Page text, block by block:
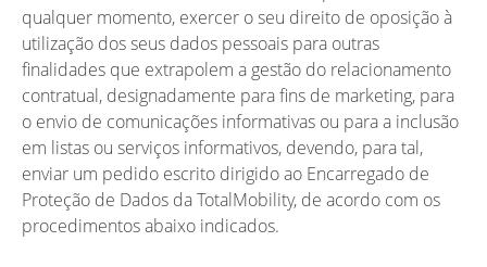
qualquer momento, exercer o seu direito de oposição à
utilização dos seus dados pessoais para outras
finalidades que extrapolem a gestão do relacionamento
contratual, designadamente para fins de marketing, para
o envio de comunicações informativas ou para a inclusão
em listas ou serviços informativos, devendo, para tal,
enviar um pedido escrito dirigido ao Encarregado de
Proteção de Dados da TotalMobility, de acordo com os
procedimentos abaixo indicados.